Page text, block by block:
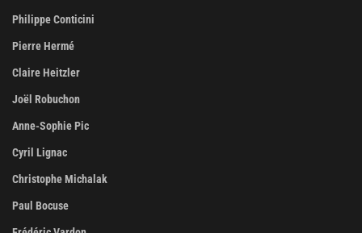
Philippe Conticini
Pierre Hermé
Claire Heitzler
Joël Robuchon
Anne-Sophie Pic
Cyril Lignac
Christophe Michalak
Paul Bocuse